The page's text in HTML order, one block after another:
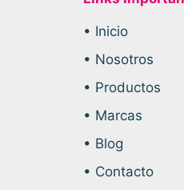
• Inicio
• Nosotros
• Productos
• Marcas
• Blog
• Contacto